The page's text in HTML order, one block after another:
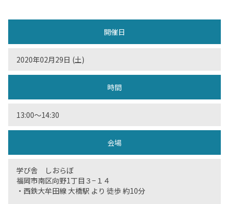
開催日
2020年02月29日 (土)
時間
13:00〜14:30
会場
学び舎 しおらぼ
福岡市南区向野1丁目３−１４
・西鉄大牟田線 大橋駅 より 徒歩 約10分